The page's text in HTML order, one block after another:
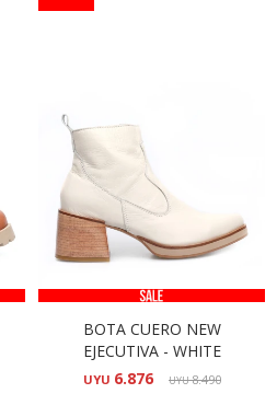
BOTA CUERO NEW
EJECUTIVA - WHITE
UYU 6.876 UYU8.490